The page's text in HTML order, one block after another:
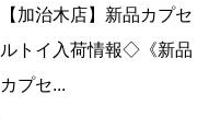
【加治木店】新品カプセ
ルトイ入荷情報◇《新品
カプセ...